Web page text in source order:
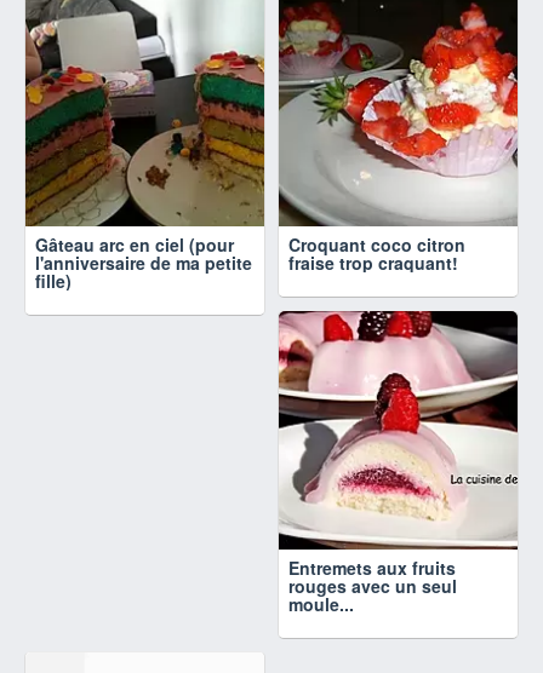
Gâteau arc en ciel (pour
l'anniversaire de ma petite
fille)
Croquant coco citron
fraise trop craquant!
Entremets aux fruits
rouges avec un seul
moule...